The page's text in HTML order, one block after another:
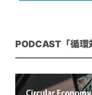
PODCAST「循環